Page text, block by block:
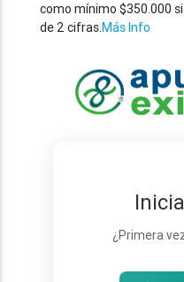
como mínimo $350.000
de 2 cifras.Más Info
¿Primera